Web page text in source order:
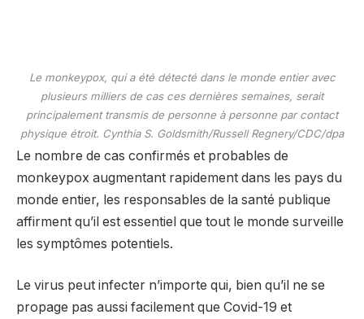
Le monkeypox, qui a été détecté dans le monde entier avec
plusieurs milliers de cas ces dernières semaines, serait
principalement transmis de personne à personne par contact
physique étroit. Cynthia S. Goldsmith/Russell Regnery/CDC/dpa
Le nombre de cas confirmés et probables de
monkeypox augmentant rapidement dans les pays du
monde entier, les responsables de la santé publique
affirment qu’il est essentiel que tout le monde surveille
les symptômes potentiels.
Le virus peut infecter n’importe qui, bien qu’il ne se
propage pas aussi facilement que Covid-19 et